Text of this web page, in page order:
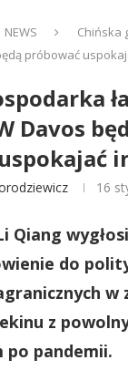
NEWS
Chińska
próbować
Davos
16
Qiang
do
w
z
po pandemii.